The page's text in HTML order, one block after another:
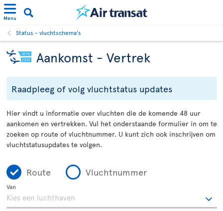
Menu
Status - vluchtschema's
Aankomst - Vertrek
Raadpleeg of volg vluchtstatus updates
Hier vindt u informatie over vluchten die de komende 48 uur
aankomen en vertrekken. Vul het onderstaande formulier in om te
zoeken op route of vluchtnummer. U kunt zich ook inschrijven om
vluchtstatusupdates te volgen.
Route Vluchtnummer
Van